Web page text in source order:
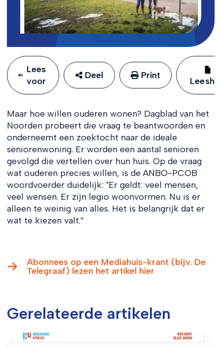
Lees
voor
Deel Print
Maar hoe willen ouderen wonen? Dagblad van het
Noorden probeert die vraag te beantwoorden en
onderneemt een zoektocht naar de ideale
seniorenwoning. Er worden een aantal senioren
gevolgd die vertellen over hun huis. Op de vraag
wat ouderen precies willen, is de ANBO-PCOB
woordvoerder duidelijk: "Er geldt: veel mensen,
veel wensen. Er zijn legio woonvormen. Nu is er
alleen te weinig van alles. Het is belangrijk dat er
wat te kiezen valt.”
Abonnees op een Mediahuis-krant (bijv. De
Telegraaf) lezen het artikel hier
Gerelateerde artikelen